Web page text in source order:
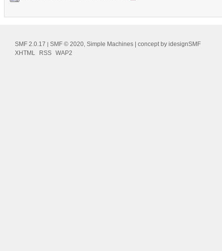
SMF 2.0.17 | SMF © 2020 Simple Machines | concept by idesignSMF
XHTML
RSS WAP2